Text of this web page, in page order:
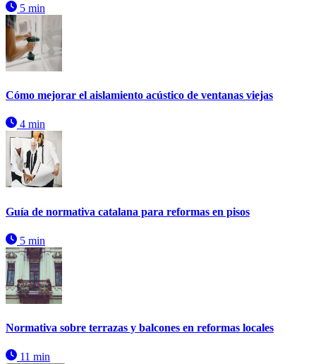
5 min
Cómo mejorar el aislamiento acústico de ventanas viejas
4 min
Guía de normativa catalana para reformas en pisos
5 min
Normativa sobre terrazas y balcones en reformas locales
11 min